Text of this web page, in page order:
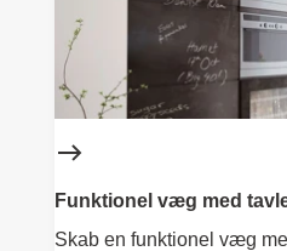
Funktionel væg med
Skab en funktionel væg